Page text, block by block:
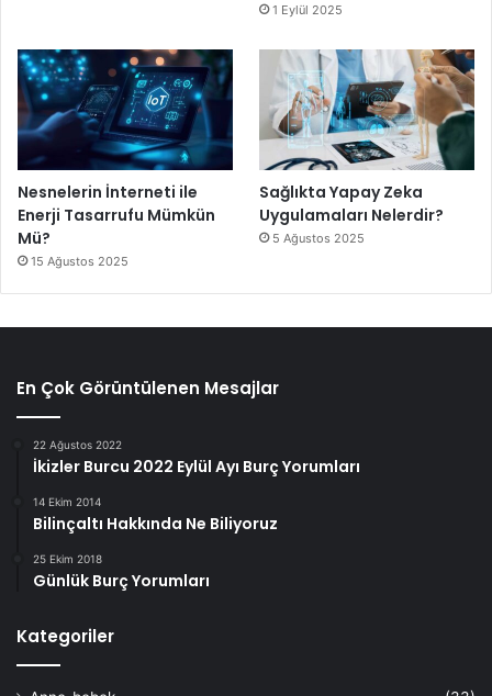
1 Eylül 2025
Nesnelerin İnterneti ile
Enerji Tasarrufu Mümkün
Mü?
15 Ağustos 2025
Sağlıkta Yapay Zeka
Uygulamaları Nelerdir?
5 Ağustos 2025
En Çok Görüntülenen Mesajlar
22 Ağustos 2022
İkizler Burcu 2022 Eylül Ayı Burç Yorumları
14 Ekim 2014
Bilinçaltı Hakkında Ne Biliyoruz
25 Ekim 2018
Günlük Burç Yorumları
Kategoriler